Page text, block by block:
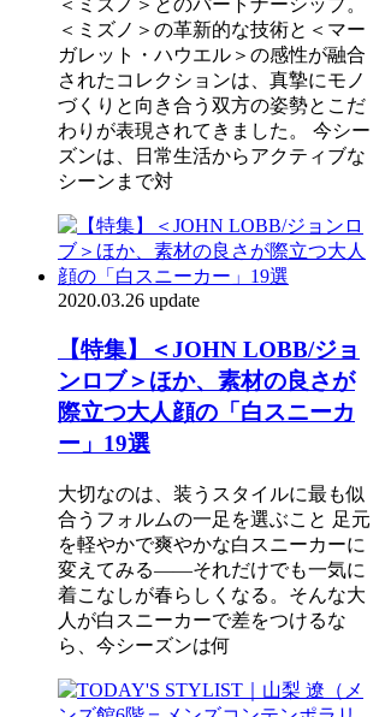
＜ミズノ＞とのパートナーシップ。
＜ミズノ＞の革新的な技術と＜マー
ガレット・ハウエル＞の感性が融合
されたコレクションは、真摯にモノ
づくりと向き合う双方の姿勢とこだ
わりが表現されてきました。 今シー
ズンは、日常生活からアクティブな
シーンまで対
2020.03.26 update
【特集】＜JOHN LOBB/ジョ
ンロブ＞ほか、素材の良さが
際立つ大人顔の「白スニーカ
ー」19選
大切なのは、装うスタイルに最も似
合うフォルムの一足を選ぶこと 足元
を軽やかで爽やかな白スニーカーに
変えてみる――それだけでも一気に
着こなしが春らしくなる。そんな大
人が白スニーカーで差をつけるな
ら、今シーズンは何